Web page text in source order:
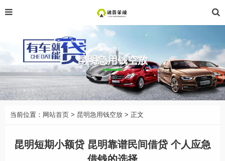
昆明急用钱空放
当前位置： 网站首页 > 昆明急用钱空放 > 正文
昆明短期小额贷 昆明靠谱民间借贷 个人应急